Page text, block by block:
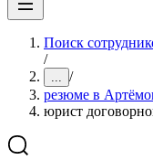
Поиск
/
... /
резюме в
юрист